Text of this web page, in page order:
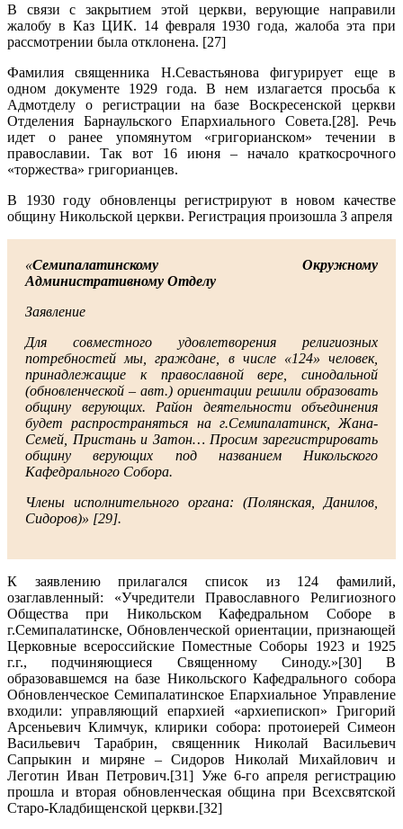
В связи с закрытием этой церкви, верующие направили
жалобу в Каз ЦИК. 14 февраля 1930 года, жалоба эта при
рассмотрении была отклонена. [27]
Фамилия священника Н.Севастьянова фигурирует еще в
одном документе 1929 года. В нем излагается просьба к
Адмотделу о регистрации на базе Воскресенской церкви
Отделения Барнаульского Епархиального Совета.[28]. Речь
идет о ранее упомянутом «григорианском» течении в
православии. Так вот 16 июня – начало краткосрочного
«торжества» григорианцев.
В 1930 году обновленцы регистрируют в новом качестве
общину Никольской церкви. Регистрация произошла 3 апреля
«Семипалатинскому Окружному
Административному Отделу
Заявление
Для совместного удовлетворения религиозных
потребностей мы, граждане, в числе «124» человек,
принадлежащие к православной вере, синодальной
(обновленческой – авт.) ориентации решили образовать
общину верующих. Район деятельности объединения
будет распространяться на г.Семипалатинск, Жана-
Семей, Пристань и Затон… Просим зарегистрировать
общину верующих под названием Никольского
Кафедрального Собора.
Члены исполнительного органа: (Полянская, Данилов,
Сидоров)» [29].
К заявлению прилагался список из 124 фамилий,
озаглавленный: «Учредители Православного Религиозного
Общества при Никольском Кафедральном Соборе в
г.Семипалатинске, Обновленческой ориентации, признающей
Церковные всероссийские Поместные Соборы 1923 и 1925
г.г., подчиняющиеся Священному Синоду.»[30] В
образовавшемся на базе Никольского Кафедрального собора
Обновленческое Семипалатинское Епархиальное Управление
входили: управляющий епархией «архиепископ» Григорий
Арсеньевич Климчук, клирики собора: протоиерей Симеон
Васильевич Тарабрин, священник Николай Васильевич
Сапрыкин и миряне – Сидоров Николай Михайлович и
Леготин Иван Петрович.[31] Уже 6-го апреля регистрацию
прошла и вторая обновленческая община при Всехсвятской
Старо-Кладбищенской церкви.[32]